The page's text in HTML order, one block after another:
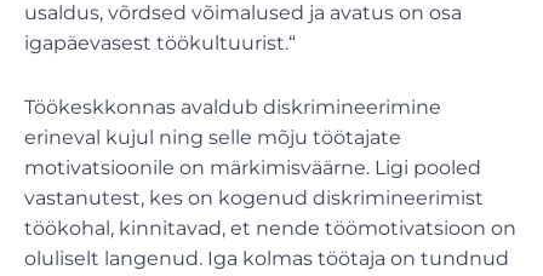
usaldus, võrdsed võimalused ja avatus on osa
igapäevasest töökultuurist.“
Töökeskkonnas avaldub diskrimineerimine
erineval kujul ning selle mõju töötajate
motivatsioonile on märkimisväärne. Ligi pooled
vastanutest, kes on kogenud diskrimineerimist
töökohal, kinnitavad, et nende töömotivatsioon on
oluliselt langenud. Iga kolmas töötaja on tundnud